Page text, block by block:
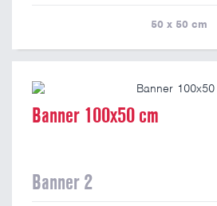
50 x 50 cm
Banner 100x50 cm
Banner 2